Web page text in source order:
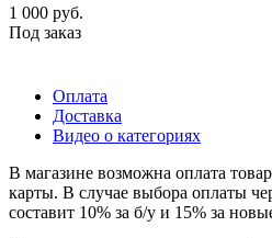
1 000 руб.
Под заказ
Оплата
Доставка
Видео о категориях
В магазине возможна оплата
карты. В случае выбора оплаты
составит 10% за б/у и 15% за